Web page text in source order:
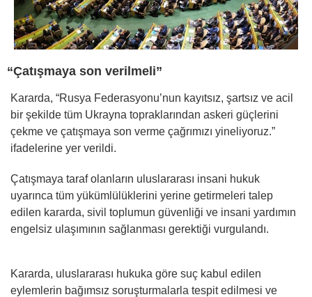
“Çatışmaya son verilmeli”
Kararda, “Rusya Federasyonu’nun kayıtsız, şartsız ve acil
bir şekilde tüm Ukrayna topraklarından askeri güçlerini
çekme ve çatışmaya son verme çağrımızı yineliyoruz.”
ifadelerine yer verildi.
Çatışmaya taraf olanların uluslararası insani hukuk
uyarınca tüm yükümlülüklerini yerine getirmeleri talep
edilen kararda, sivil toplumun güvenliği ve insani yardımın
engelsiz ulaşımının sağlanması gerektiği vurgulandı.
Kararda, uluslararası hukuka göre suç kabul edilen
eylemlerin bağımsız soruşturmalarla tespit edilmesi ve